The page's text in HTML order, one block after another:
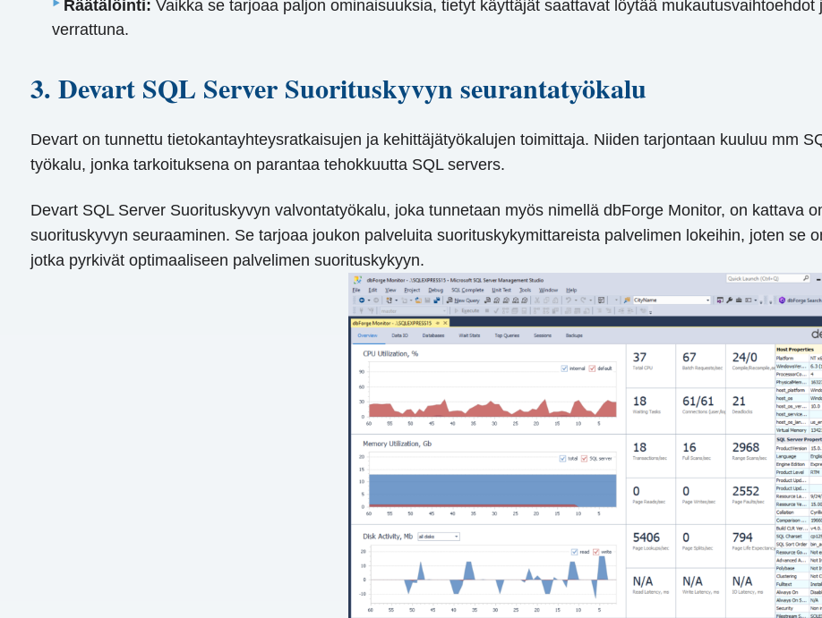
Räätälöinti: Vaikka se tarjoaa paljon ominaisuuksia, tietyt käyttäjät saattavat löytää
verrattuna.
3. Devart SQL Server Suorituskyvyn seurantatyökalu
Devart on tunnettu tietokantayhteysratkaisujen ja kehittäjätyökalujen toimittaja. Niiden tarjontaan kuuluu mm
työkalu, jonka tarkoituksena on parantaa tehokkuutta SQL servers.
Devart SQL Server Suorituskyvyn valvontatyökalu, joka tunnetaan myös nimellä dbForge Monitor, on kattava
suorituskyvyn seuraaminen. Se tarjoaa joukon palveluita suorituskykymittareista palvelimen lokeihin, joten se
jotka pyrkivät optimaaliseen palvelimen suorituskykyyn.